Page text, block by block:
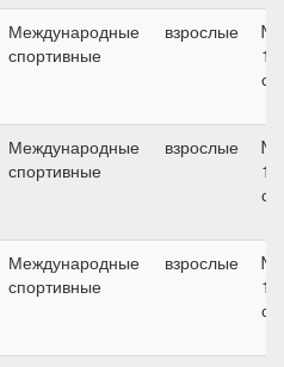
Международные
спортивные
взрослые
см
Международные
спортивные
взрослые
см
Международные
спортивные
взрослые
см